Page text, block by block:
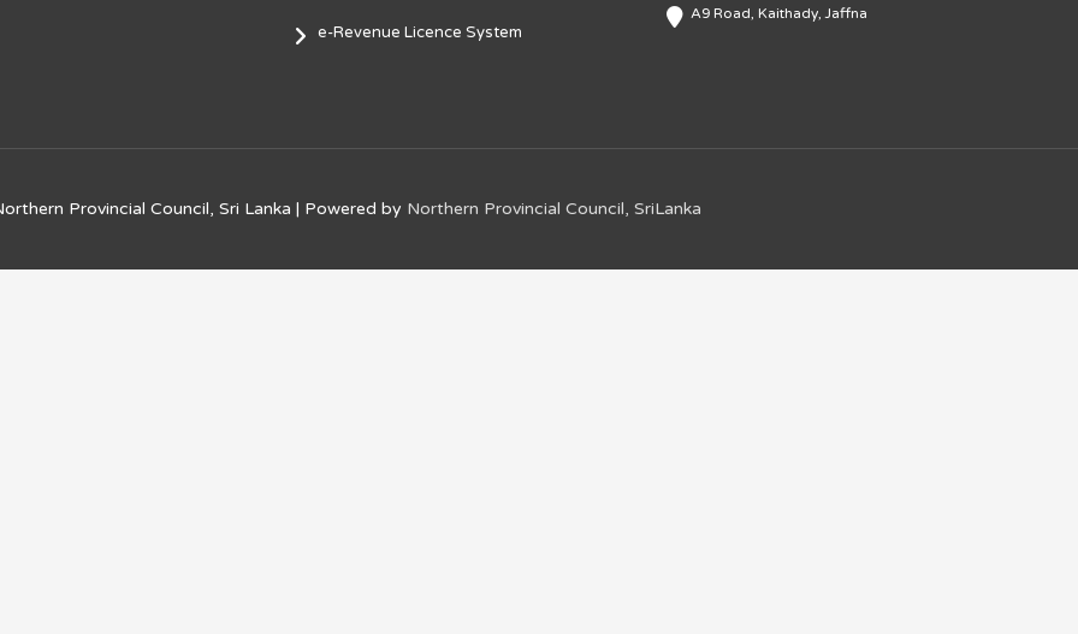
e-Revenue Licence System
A9 Road, Kaithady, Jaffna
Provincial Council, Sri Lanka | Powered by Northern Provincial Council, SriLanka